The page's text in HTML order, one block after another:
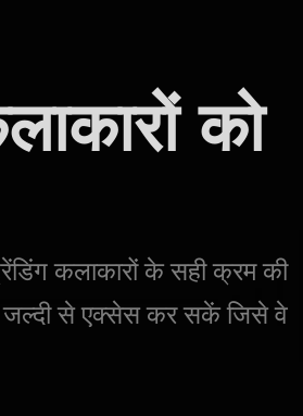
को
कलाकारों के सही क्रम की
जल्दी से एक्सेस कर सकें जिसे वे